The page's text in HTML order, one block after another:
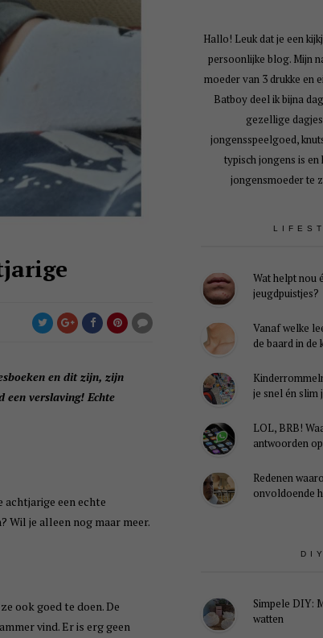
en dit zijn, zijn
een verslaving! Echte
een echte
Wil je alleen nog maar meer.
ook goed te doen. De
vind. Er is erg geen
Hallo! Leuk dat je een
persoonlijke blog. Mijn
moeder van 3 drukke en
Batboy deel ik bijna
gezellige
jongensspeelgoed,
typisch jongens is en
jongensmoeder te
Wat helpt nou
jeugdpuistjes?
Vanaf welke
de baard in de
je snel én slim
LOL, BRB!
antwoorden
Redenen
onvoldoende
DIY
Simpele DIY:
watten